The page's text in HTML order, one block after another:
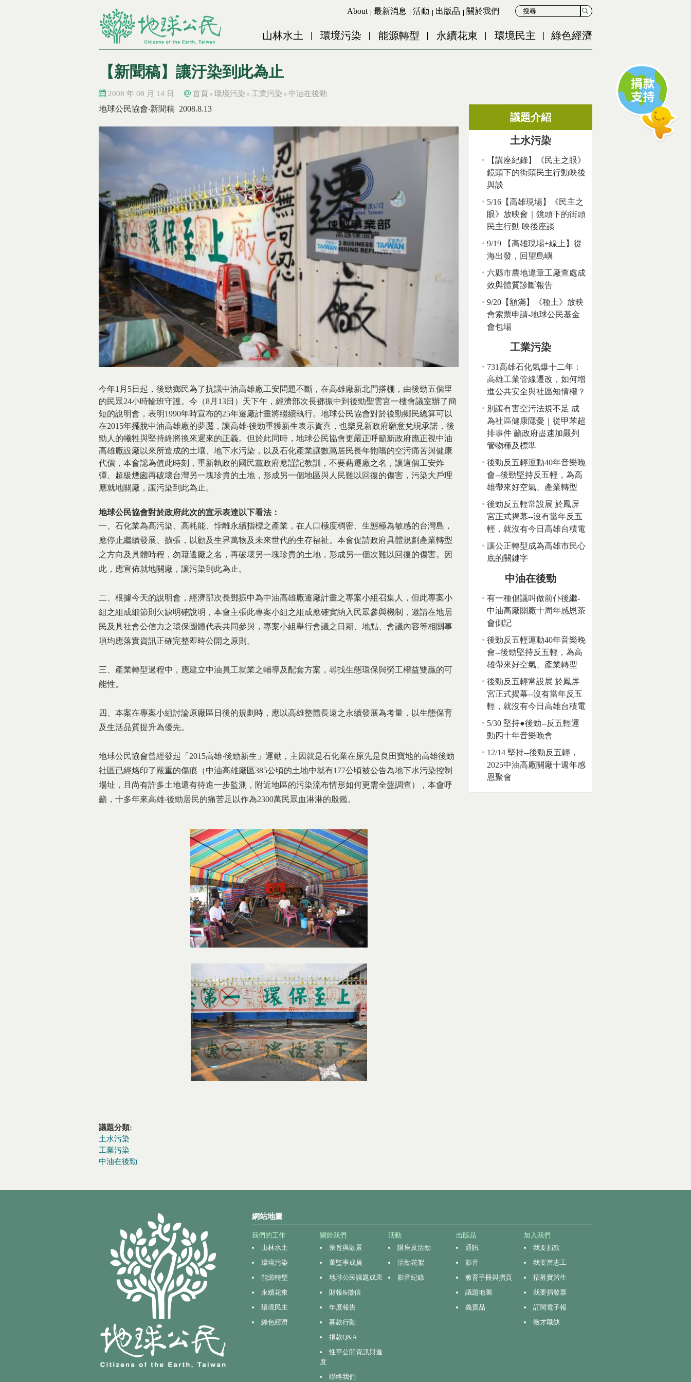
Jump to Navigation
Jump to Main content
About 最新消息 活動 出版品 關於我們
山林水土 環境污染 能源轉型 永續花東 環境民主 綠色經濟
【新聞稿】讓汙染到此為止
2008 年 08 月 14 日
您在這裡
首頁 » 環境污染 » 工業污染 » 中油在後勁
您在這裡
地球公民協會‧新聞稿 2008.8.13
今年1月5日起，後勁鄉民為了抗議中油高雄廠工安問題不斷，在高雄廠新北門搭棚，由後勁五個里
的民眾24小時輪班守護。今（8月13日）天下午，經濟部次長鄧振中到後勁聖雲宮一樓會議室辦了簡
短的說明會，表明1990年時宣布的25年遷廠計畫將繼續執行。地球公民協會對於後勁鄉民總算可以
在2015年擺脫中油高雄廠的夢魘，讓高雄‧後勁重獲新生表示賀喜，也樂見新政府願意兌現承諾，後
勁人的犧牲與堅持終將換來遲來的正義。但於此同時，地球公民協會更嚴正呼籲新政府應正視中油
高雄廠設廠以來所造成的土壤、地下水污染，以及石化產業讓數萬居民長年飽嚐的空污痛苦與健康
代價，本會認為值此時刻，重新執政的國民黨政府應謹記教訓，不要藉遷廠之名，讓這個工安炸
彈、超級煙囪再破壞台灣另一塊珍貴的土地，形成另一個地區與人民難以回復的傷害，污染大戶理
應就地關廠，讓污染到此為止。
地球公民協會對於政府此次的宣示表達以下看法：
一、石化業為高污染、高耗能、悖離永續指標之產業，在人口極度稠密、生態極為敏感的台灣島，
應停止繼續發展、擴張，以顧及生界萬物及未來世代的生存福祉。本會促請政府具體規劃產業轉型
之方向及具體時程，勿藉遷廠之名，再破壞另一塊珍貴的土地，形成另一個次難以回復的傷害。因
此，應宣佈就地關廠，讓污染到此為止。
二、根據今天的說明會，經濟部次長鄧振中為中油高雄廠遷廠計畫之專案小組召集人，但此專案小
組之組成細節則欠缺明確說明，本會主張此專案小組之組成應確實納入民眾參與機制，邀請在地居
民及具社會公信力之環保團體代表共同參與，專案小組舉行會議之日期、地點、會議內容等相關事
項均應落實資訊正確完整即時公開之原則。
三、產業轉型過程中，應建立中油員工就業之輔導及配套方案，尋找生態環保與勞工權益雙贏的可
能性。
四、本案在專案小組討論原廠區日後的規劃時，應以高雄整體長遠之永續發展為考量，以生態保育
及生活品質提升為優先。
地球公民協會曾經發起「2015高雄‧後勁新生」運動，主因就是石化業在原先是良田寶地的高雄後勁
社區已經烙印了嚴重的傷痕（中油高雄廠區385公頃的土地中就有177公頃被公告為地下水污染控制
場址，且尚有許多土地還有待進一步監測，附近地區的污染流布情形如何更需全盤調查），本會呼
籲，十多年來高雄‧後勁居民的痛苦足以作為2300萬民眾血淋淋的殷鑑。
議題分類:
土水污染
工業污染
中油在後勁
議題介紹
土水污染
【講座紀錄】《民主之眼》
鏡頭下的街頭民主行動映後
與談
5/16【高雄現場】《民主之
眼》放映會｜鏡頭下的街頭
民主行動 映後座談
9/19 【高雄現場+線上】從
海出發，回望島嶼
六縣市農地違章工廠查處成
效與體質診斷報告
9/20【額滿】《種土》放映
會索票申請-地球公民基金
會包場
工業污染
731高雄石化氣爆十二年：
高雄工業管線遷改，如何增
進公共安全與社區知情權？
別讓有害空污法規不足 成
為社區健康隱憂｜從甲苯超
排事件 籲政府盡速加嚴列
管物種及標準
後勁反五輕運動40年音樂晚
會--後勁堅持反五輕，為高
雄帶來好空氣、產業轉型
後勁反五輕常設展 於鳳屏
宮正式揭幕--沒有當年反五
輕，就沒有今日高雄台積電
讓公正轉型成為高雄市民心
底的關鍵字
中油在後勁
有一種倡議叫做前仆後繼-
中油高廠關廠十周年感恩茶
會側記
後勁反五輕運動40年音樂晚
會--後勁堅持反五輕，為高
雄帶來好空氣、產業轉型
後勁反五輕常設展 於鳳屏
宮正式揭幕--沒有當年反五
輕，就沒有今日高雄台積電
5/30 堅持●後勁--反五輕運
動四十年音樂晚會
12/14 堅持--後勁反五輕，
2025中油高廠關廠十週年感
恩聚會
網站地圖
我們的工作
山林水土
環境污染
能源轉型
永續花東
環境民主
綠色經濟
關於我們
宗旨與願景
董監事成員
地球公民議題成果
財報&徵信
年度報告
募款行動
捐款Q&A
性平公開資訊與進
度
聯絡我們
活動
講座及活動
活動花絮
影音紀錄
出版品
通訊
影音
教育手冊與摺頁
議題地圖
義賣品
加入我們
我要捐款
我要當志工
招募實習生
我要捐發票
訂閱電子報
徵才職缺